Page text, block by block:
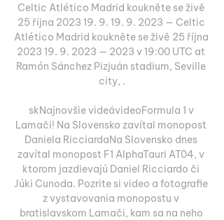
Celtic Atlético Madrid koukněte se živě
25 října 2023 19. 9. 19. 9. 2023 — Celtic
Atlético Madrid koukněte se živě 25 října
2023 19. 9. 2023 — 2023 v 19:00 UTC at
Ramón Sánchez Pizjuán stadium, Seville
city, .
skNajnovšie videávideoFormula 1 v
Lamači! Na Slovensko zavítal monopost
Daniela RicciardaNa Slovensko dnes
zavítal monopost F1 AlphaTauri AT04, v
ktorom jazdievajú Daniel Ricciardo či
Júki Cunoda. Pozrite si video a fotografie
z vystavovania monopostu v
bratislavskom Lamači, kam sa na neho